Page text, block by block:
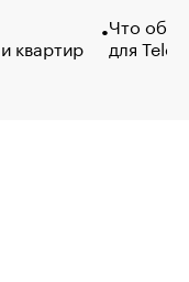
квартир
Что
для